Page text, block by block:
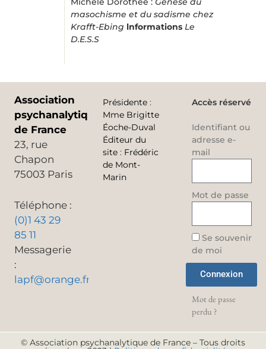
masochisme et du sadisme chez
Krafft-Ebing lnformations Le
D.E.S.S
Association
psychanalytique
de France
23, rue
Chapon
75003 Paris
Téléphone :
(0)1 43 29
85 11
Messagerie
:
lapf@orange.fr
Présidente :
Mme Brigitte
Éoche-Duval
Éditeur du
site : Frédéric
de Mont-
Marin
Accès réservé
Identifiant ou
adresse e-
mail
Mot de passe
Se souvenir
de moi
Connexion
Mot de passe
perdu ?
© Association psychanalytique de France – Tous droits